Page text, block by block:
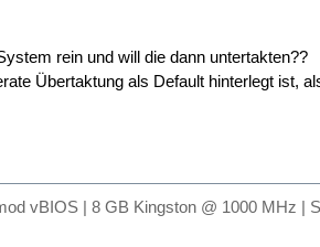
rein und will die dann untertakten??
Übertaktung als Default hinterlegt ist,
vBIOS | 8 GB Kingston @ 1000 MHz |